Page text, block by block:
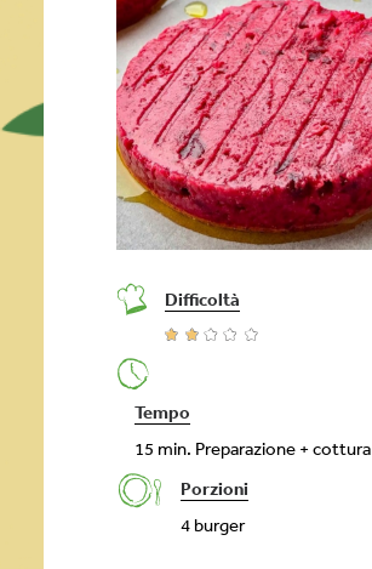
Difficoltà
Tempo
15 min. Preparazione + cottura
Porzioni
4 burger